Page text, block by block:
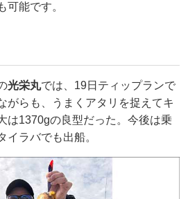
可能です。
光栄丸では、19日ティップランで
がらも、うまくアタリを捉えてキ
は1370gの良型だった。今後は乗
イラバでも出船。